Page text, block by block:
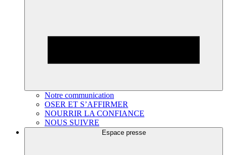
Notre communication
OSER ET S’AFFIRMER
NOURRIR LA CONFIANCE
NOUS SUIVRE
Espace presse